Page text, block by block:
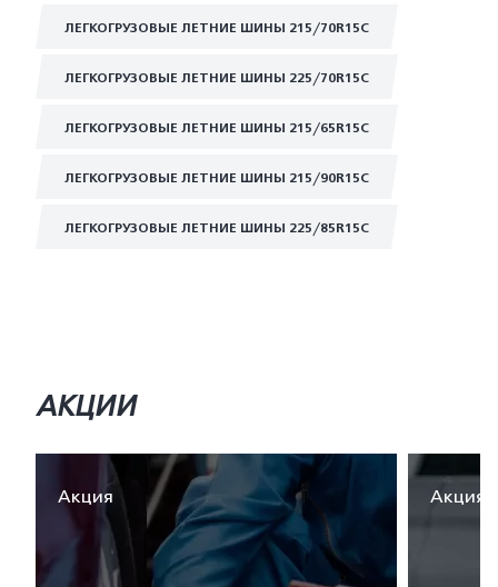
ЛЕГКОГРУЗОВЫЕ ЛЕТНИЕ ШИНЫ 215/70R15C
ЛЕГКОГРУЗОВЫЕ ЛЕТНИЕ ШИНЫ 225/70R15C
ЛЕГКОГРУЗОВЫЕ ЛЕТНИЕ ШИНЫ 215/65R15C
ЛЕГКОГРУЗОВЫЕ ЛЕТНИЕ ШИНЫ 215/90R15C
ЛЕГКОГРУЗОВЫЕ ЛЕТНИЕ ШИНЫ 225/85R15C
АКЦИИ
Акция Акция